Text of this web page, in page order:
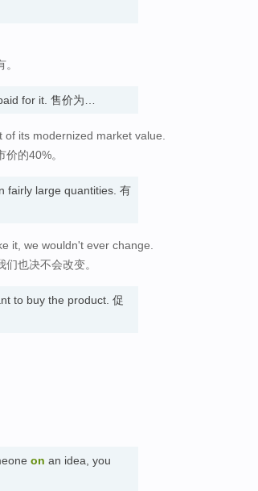
for it. 售价为…
its modernized market value.
的40%。
fairly large quantities. 有
it, we wouldn't ever change.
也决不会改变。
to buy the product. 促
on an idea, you